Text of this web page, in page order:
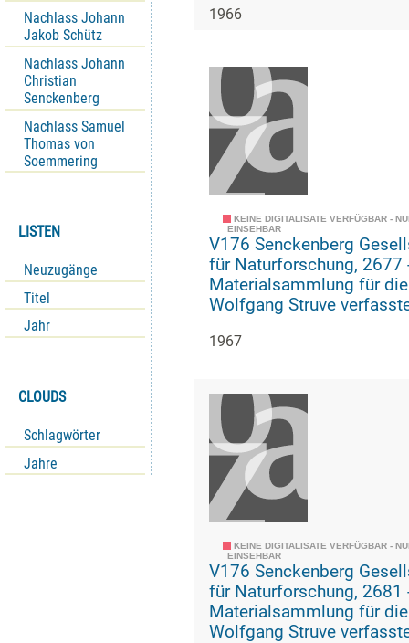
Nachlass Johann
Jakob Schütz
Nachlass Johann
Christian
Senckenberg
Nachlass Samuel
Thomas von
Soemmering
LISTEN
Neuzugänge
Titel
Jahr
CLOUDS
Schlagwörter
Jahre
paläozoologischen
1966
KEINE DIGITALISATE VERFÜGBAR -
EINSEHBAR
V176 Senckenberg
für Naturforschung, 2677 -
Materialsammlung für
Wolfgang Struve
paläozoologischen
1967
KEINE DIGITALISATE VERFÜGBAR -
EINSEHBAR
V176 Senckenberg
für Naturforschung, 2681 -
Materialsammlung für
Wolfgang Struve